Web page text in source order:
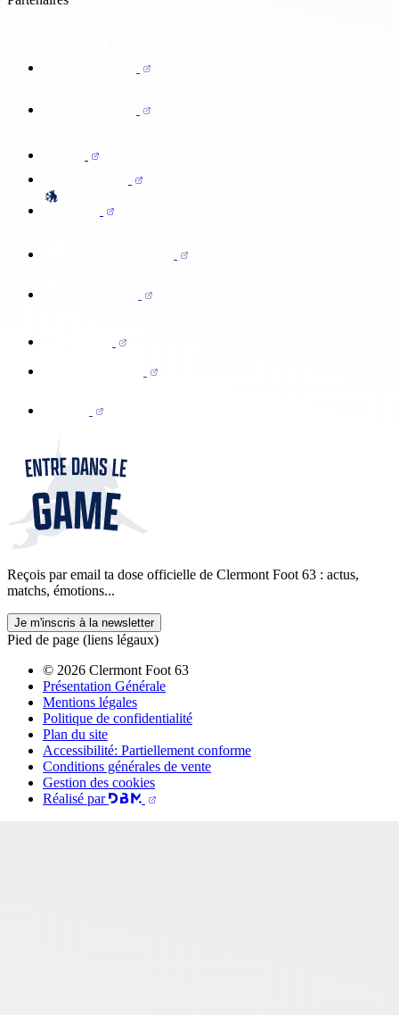
Reçois par email ta dose officielle de Clermont Foot 63 : actus,
matchs, émotions...
Je m'inscris à la newsletter
Pied de page (liens légaux)
© 2026 Clermont Foot 63
Présentation Générale
Mentions légales
Politique de confidentialité
Plan du site
Accessibilité: Partiellement conforme
Conditions générales de vente
Gestion des cookies
Réalisé par